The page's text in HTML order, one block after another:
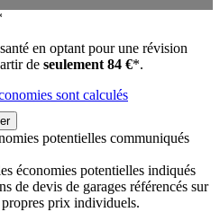
en optant pour une révision
de seulement 84 €*.
sont calculés
potentielles communiqués
économies potentielles indiqués
de devis de garages référencés sur
prix individuels.